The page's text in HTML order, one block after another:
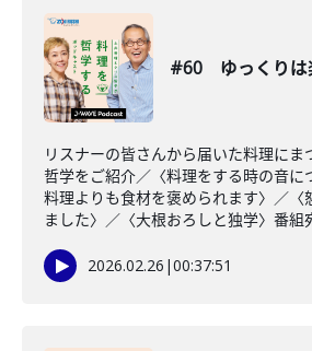
#60 ゆっくりは
リスナーの皆さんから届いた料理にま
哲学をご紹介／〈料理をする時の音に
料理よりも食材を褒められます〉／〈
ました〉／〈大根おろしと独学〉番組
2026.02.26 |00:37:51